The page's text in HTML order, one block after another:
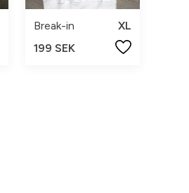
Break-in
XL
199 SEK